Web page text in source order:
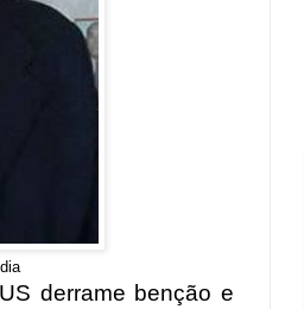
derrame benção e